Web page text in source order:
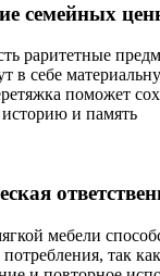
семейных
раритетные
в себе
поможет
историю и память
мебели
так